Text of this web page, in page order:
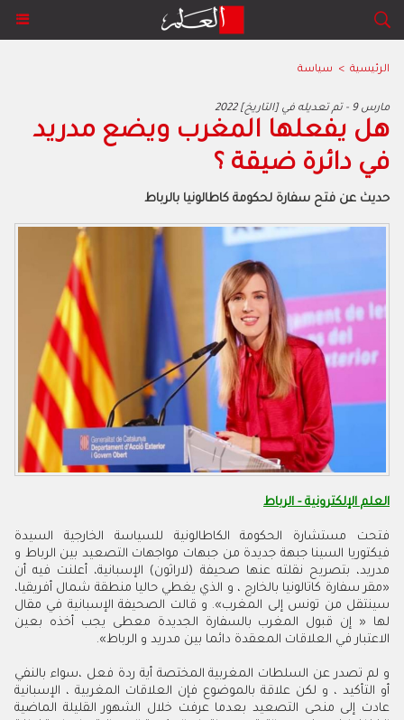
الرئيسية > سياسة
2022 مارس 9 - تم تعديله في [التاريخ]
هل يفعلها المغرب ويضع مدريد
في دائرة ضيقة ؟
حديث عن فتح سفارة لحكومة كاطالونيا بالرباط
العلم الإلكترونية - الرباط
فتحت مستشارة الحكومة الكاطالونية للسياسة الخارجية السيدة
فيكتوريا السينا جبهة جديدة من جبهات مواجهات التصعيد بين الرباط و
مدريد، بتصريح نقلته عنها صحيفة (لاراثون) الإسبانية، أعلنت فيه أن
«مقر سفارة كاتالونيا بالخارج ، و الذي يغطي حاليا منطقة شمال أفريقيا،
سينتقل من تونس إلى المغرب». و قالت الصحيفة الإسبانية في مقال
لها « إن قبول المغرب بالسفارة الجديدة معطى يجب أخذه بعين
الاعتبار في العلاقات المعقدة دائما بين مدريد و الرباط»
.
و لم تصدر عن السلطات المغربية المختصة أية ردة فعل ،سواء بالنفي
أو التأكيد ، و لكن علاقة بالموضوع فإن العلاقات المغربية ، الإسبانية
عادت إلى منحى التصعيد بعدما عرفت خلال الشهور القليلة الماضية